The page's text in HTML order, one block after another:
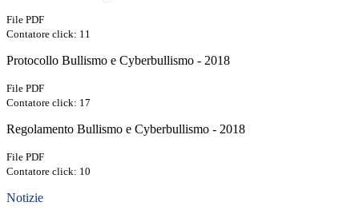
File PDF
Contatore click: 11
Protocollo Bullismo e Cyberbullismo - 2018
File PDF
Contatore click: 17
Regolamento Bullismo e Cyberbullismo - 2018
File PDF
Contatore click: 10
Notizie